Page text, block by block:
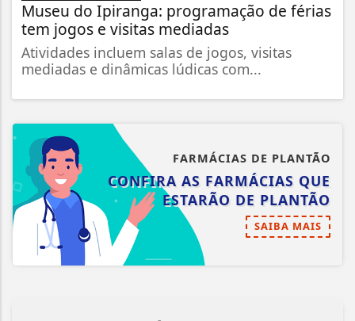
Museu do Ipiranga: programação de férias
tem jogos e visitas mediadas
Atividades incluem salas de jogos, visitas
mediadas e dinâmicas lúdicas com...
FARMÁCIAS DE PLANTÃO
CONFIRA AS FARMÁCIAS QUE
ESTARÃO DE PLANTÃO
SAIBA MAIS